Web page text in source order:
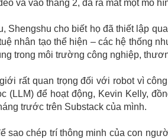
và vào tháng 2, đã ra mắt một mô
Shengshu cho biết họ đã thiết lập
nhân tạo thể hiện – các hệ thống
trong môi trường công nghiệp,
rất quan trọng đối với robot vì
(LLM) để hoạt động, Kevin Kelly,
trước trên Substack của mình.
sao chép trí thông minh của con